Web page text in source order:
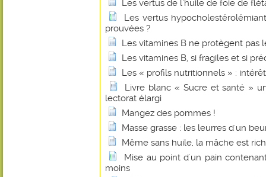
Les vertus de l’huile de foie de
Les vertus
prouvées ?
Les vitamines B ne protègent pas
Les vitamines B, si fragiles et si
Les « profils nutritionnels » :
Livre blanc « Sucre et santé »
lectorat élargi
Mangez des pommes !
Masse grasse : les leurres d'un
Même sans huile, la mâche est
Mise au point d'un pain
moins